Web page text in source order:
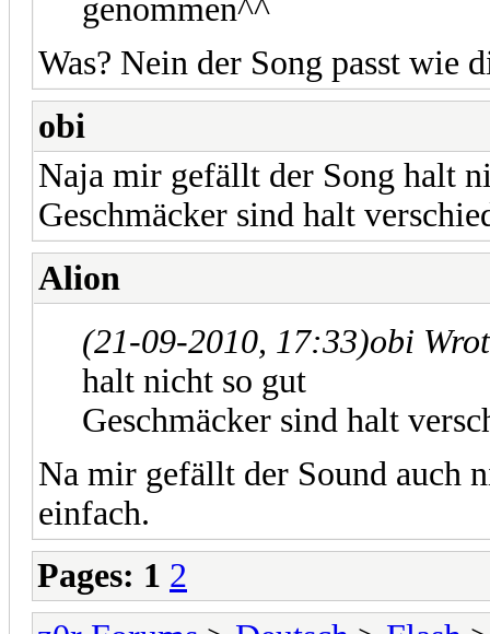
genommen^^
Was? Nein der Song passt wie
obi
Naja mir gefällt der Song halt
Geschmäcker sind halt
Alion
(21-09-2010, 17:33)obi
halt nicht so gut
Geschmäcker sind halt
Na mir gefällt der Sound auch
einfach.
Pages: 1 2